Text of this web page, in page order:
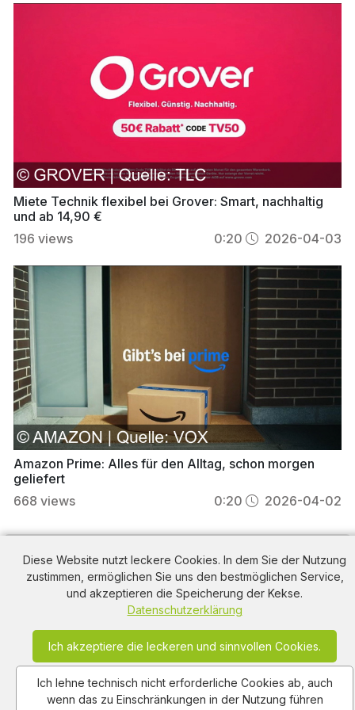
Diese Website nutzt leckere Cookies. In dem Sie der Nutzung
zustimmen, ermöglichen Sie uns den bestmöglichen Service,
und akzeptieren die Speicherung der Kekse.
Datenschutzerklärung
Ich akzeptiere die leckeren und sinnvollen Cookies.
Ich lehne technisch nicht erforderliche Cookies ab, auch
wenn das zu Einschränkungen in der Nutzung führen
Miete Technik flexibel bei Grover: Smart, nachhaltig
und ab 14,90 €
196 views 0:20 2026-04-03
Amazon Prime: Alles für den Alltag, schon morgen
geliefert
668 views 0:20 2026-04-02
Telekom Werbungaus dem Jahr 2025 in
Österreich, mit dem von uns gewählten Titel:
"Magenta Internet: Bis zu 600 Mbit/s – 6 Monate
gratis für das schnellste Internet Österreichs" mit
der Kurzbeschreibung: "Magenta – das schnellste
Internet Österreichs. Offen für Innovation, Leistung
und Wachstum. Bis zu 600 Mbit/s, 6 Monate gratis.
Für all das, was uns verbindet!". Diese Werbung